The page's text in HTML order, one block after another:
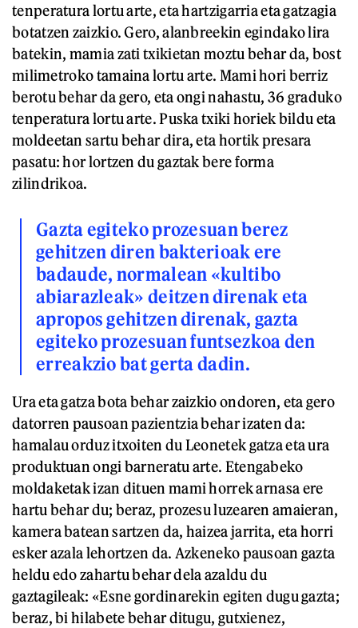
tenperatura lortu arte, eta hartzigarria eta gatzagia
botatzen zaizkio. Gero, alanbreekin egindako lira
batekin, mamia zati txikietan moztu behar da, bost
milimetroko tamaina lortu arte. Mami hori berriz
berotu behar da gero, eta ongi nahastu, 36 graduko
tenperatura lortu arte. Puska txiki horiek bildu eta
moldeetan sartu behar dira, eta hortik presara
pasatu: hor lortzen du gaztak bere forma
zilindrikoa.
Gazta egiteko prozesuan berez
gehitzen diren bakterioak ere
badaude, normalean «kultibo
abiarazleak» deitzen direnak eta
apropos gehitzen direnak, gazta
egiteko prozesuan funtsezkoa den
erreakzio bat gerta dadin.
Ura eta gatza bota behar zaizkio ondoren, eta gero
datorren pausoan pazientzia behar izaten da:
hamalau orduz itxoiten du Leonetek gatza eta ura
produktuan ongi barneratu arte. Etengabeko
moldaketak izan dituen mami horrek arnasa ere
hartu behar du; beraz, prozesu luzearen amaieran,
kamera batean sartzen da, haizea jarrita, eta horri
esker azala lehortzen da. Azkeneko pausoan gazta
heldu edo zahartu behar dela azaldu du
gaztagileak: «Esne gordinarekin egiten dugu gazta;
beraz, bi hilabete behar ditugu, gutxienez,